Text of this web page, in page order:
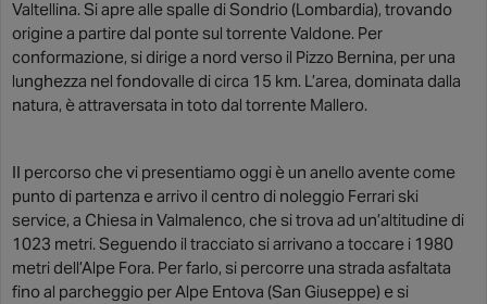
Valtellina. Si apre alle spalle di Sondrio (Lombardia), trovando
origine a partire dal ponte sul torrente Valdone. Per
conformazione, si dirige a nord verso il Pizzo Bernina, per una
lunghezza nel fondovalle di circa 15 km. L’area, dominata dalla
natura, è attraversata in toto dal torrente Mallero.
II percorso che vi presentiamo oggi è un anello avente come
punto di partenza e arrivo il centro di noleggio Ferrari ski
service, a Chiesa in Valmalenco, che si trova ad un’altitudine di
1023 metri. Seguendo il tracciato si arrivano a toccare i 1980
metri dell’Alpe Fora. Per farlo, si percorre una strada asfaltata
fino al parcheggio per Alpe Entova (San Giuseppe) e si